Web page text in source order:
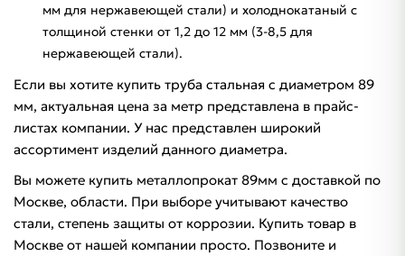
мм для нержавеющей стали) и холоднокатаный с
толщиной стенки от 1,2 до 12 мм (3-8,5 для
нержавеющей стали).
Если вы хотите купить труба стальная с диаметром 89
мм, актуальная цена за метр представлена в прайс-
листах компании. У нас представлен широкий
ассортимент изделий данного диаметра.
Вы можете купить металлопрокат 89мм с доставкой по
Москве, области. При выборе учитывают качество
стали, степень защиты от коррозии. Купить товар в
Москве от нашей компании просто. Позвоните и